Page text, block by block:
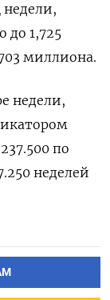
недели,
до 1,725
миллиона.
недели,
по
неделей